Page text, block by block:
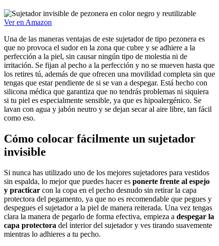
Ver en Amazon
Una de las maneras ventajas de este sujetador de tipo pezonera es
que no provoca el sudor en la zona que cubre y se adhiere a la
perfección a la piel, sin causar ningún tipo de molestia ni de
irritación. Se fijan al pecho a la perfección y no se mueven hasta que
los retires tú, además de que ofrecen una movilidad completa sin que
tengas que estar pendiente de si se van a despegar. Está hecho con
silicona médica que garantiza que no tendrás problemas ni siquiera
si tu piel es especialmente sensible, ya que es hipoalergénico. Se
lavan con agua y jabón neutro y se dejan secar al aire libre, tan fácil
como eso.
Cómo colocar fácilmente un sujetador
invisible
Si nunca has utilizado uno de los mejores sujetadores para vestidos
sin espalda, lo mejor que puedes hacer es ponerte frente al espejo
y practicar con la copa en el pecho desnudo sin retirar la capa
protectora del pegamento, ya que no es recomendable que pegues y
despegues el sujetador a la piel de manera reiterada. Una vez tengas
clara la manera de pegarlo de forma efectiva, empieza a despegar la
capa protectora del interior del sujetador y ves tirando suavemente
mientras lo adhieres a tu pecho.